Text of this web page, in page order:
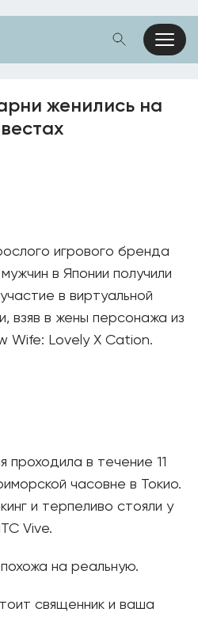
женились на
игрового бренда
в Японии получили
в виртуальной
взяв в жены персонажа из
Wife: Lovely X Cation.
в течение 11
часовне в Токио.
и терпеливо стояли у
Vive.
на реальную.
священник и ваша